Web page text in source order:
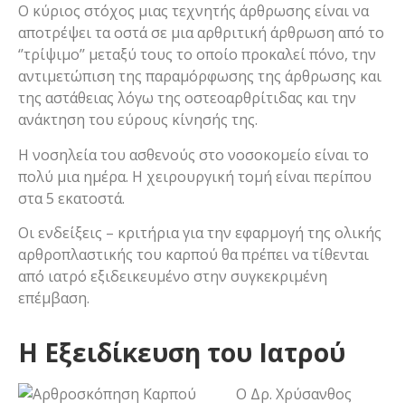
Ο κύριος στόχος μιας τεχνητής άρθρωσης είναι να
αποτρέψει τα οστά σε μια αρθριτική άρθρωση από το
‘’τρίψιμο’’ μεταξύ τους το οποίο προκαλεί πόνο, την
αντιμετώπιση της παραμόρφωσης της άρθρωσης και
της αστάθειας λόγω της οστεοαρθρίτιδας και την
ανάκτηση του εύρους κίνησής της.
Η νοσηλεία του ασθενούς στο νοσοκομείο είναι το
πολύ μια ημέρα. Η χειρουργική τομή είναι περίπου
στα 5 εκατοστά.
Οι ενδείξεις – κριτήρια για την εφαρμογή της ολικής
αρθροπλαστικής του καρπού θα πρέπει να τίθενται
από ιατρό εξιδεικευμένο στην συγκεκριμένη
επέμβαση.
Η Εξειδίκευση του Ιατρού
Ο Δρ. Χρύσανθος